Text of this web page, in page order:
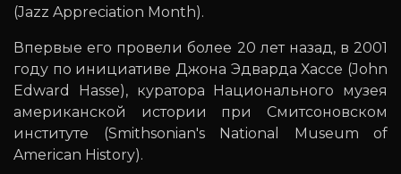
(Jazz Appreciation Month).
Впервые его провели более 20 лет назад, в 2001
году по инициативе Джона Эдварда Хассе (John
Edward Hasse), куратора Национального музея
американской истории при Смитсоновском
институте (Smithsonian's National Museum of
American History).